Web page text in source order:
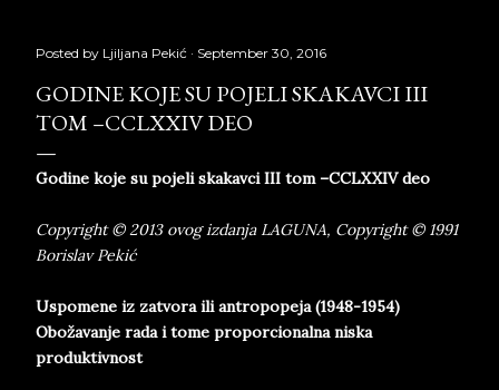
Posted by Ljiljana Pekić September 30, 2016
GODINE KOJE SU POJELI SKAKAVCI III
TOM –CCLXXIV DEO
Godine koje su pojeli skakavci III tom –CCLXXIV deo
Copyright © 2013 ovog izdanja LAGUNA, Copyright © 1991
Borislav Pekić
Uspomene iz zatvora ili antropopeja (1948-1954)
Obožavanje rada i tome proporcionalna niska
produktivnost